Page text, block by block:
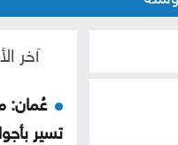
آخر
عُمان:
تسير